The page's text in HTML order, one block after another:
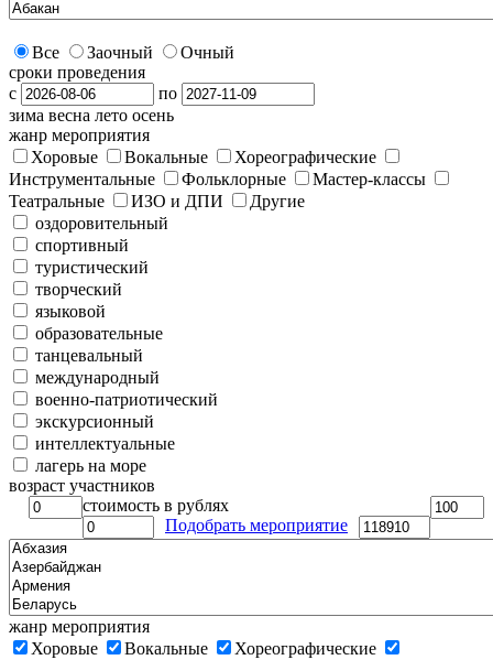
Все Заочный
Очный
сроки проведения
с
по
зима весна лето осень
жанр мероприятия
Хоровые
Вокальные
Хореографические
Инструментальные
Фольклорные
Мастер-классы
Театральные
ИЗО и ДПИ
Другие
оздоровительный
спортивный
туристический
творческий
языковой
образовательные
танцевальный
международный
военно-патриотический
экскурсионный
интеллектуальные
лагерь на море
возраст участников
стоимость в рублях
Подобрать мероприятие
жанр мероприятия
Хоровые
Вокальные
Хореографические